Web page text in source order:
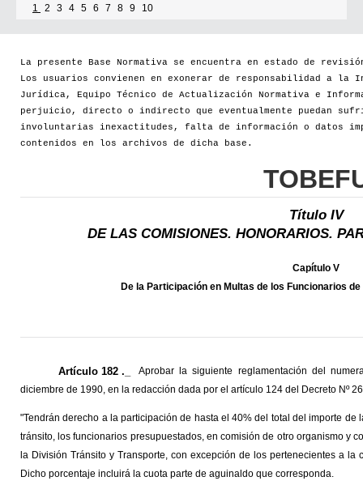
1 2 3 4 5 6 7 8 9 10
La presente Base Normativa se encuentra en estado de
Los usuarios convienen en exonerar de responsabilidad a la
Jurídica, Equipo Técnico de Actualización Normativa e
perjuicio, directo o indirecto que eventualmente puedan
involuntarias inexactitudes, falta de información o datos
contenidos en los archivos de dicha base.
Título IV
DE LAS COMISIONES. HONORARIOS.
Capítulo V
De la Participación en Multas de los Funcionarios
Artículo 182 ._
Aprobar la siguiente reglamentación del
diciembre de 1990, en la redacción dada por el artículo 124 del Decreto Nº
"Tendrán derecho a la participación de hasta el 40% del total del importe
tránsito, los funcionarios presupuestados, en comisión de otro organismo y
la División Tránsito y Transporte, con excepción de los pertenecientes a la
Dicho porcentaje incluirá la cuota parte de aguinaldo que corresponda.